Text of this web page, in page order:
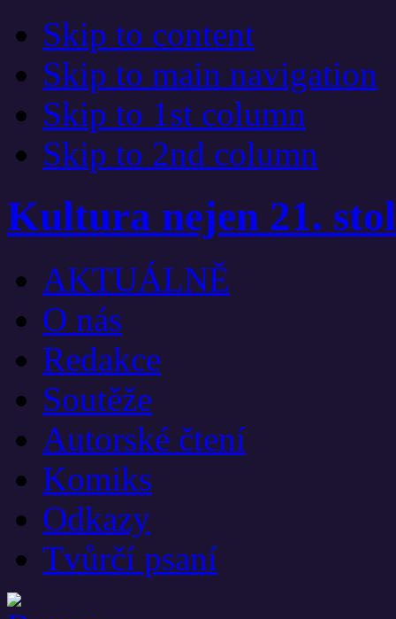
Skip to content
Skip to main navigation
Skip to 1st column
Skip to 2nd column
Kultura nejen 21.
AKTUÁLNĚ
O nás
Redakce
Soutěže
Autorské čtení
Komiks
Odkazy
Tvůrčí psaní